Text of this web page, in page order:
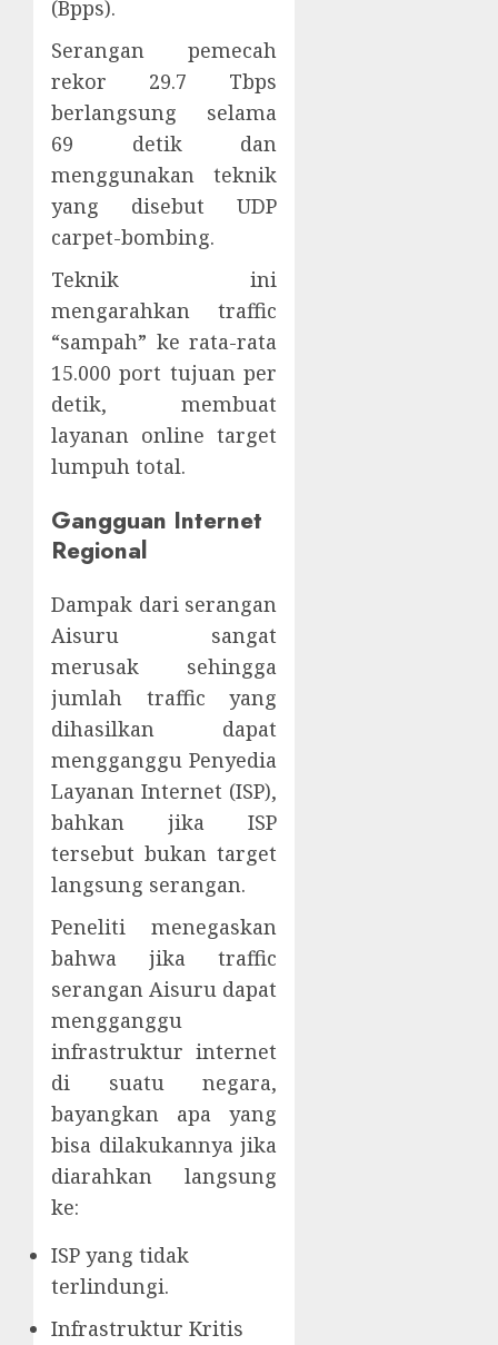
(Bpps).
Serangan pemecah
rekor 29.7 Tbps
berlangsung selama
69 detik dan
menggunakan teknik
yang disebut UDP
carpet-bombing.
Teknik ini
mengarahkan traffic
“sampah” ke rata-rata
15.000 port tujuan per
detik, membuat
layanan online target
lumpuh total.
Gangguan Internet
Regional
Dampak dari serangan
Aisuru sangat
merusak sehingga
jumlah traffic yang
dihasilkan dapat
mengganggu Penyedia
Layanan Internet (ISP),
bahkan jika ISP
tersebut bukan target
langsung serangan.
Peneliti menegaskan
bahwa jika traffic
serangan Aisuru dapat
mengganggu
infrastruktur internet
di suatu negara,
bayangkan apa yang
bisa dilakukannya jika
diarahkan langsung
ke:
ISP yang tidak
terlindungi.
Infrastruktur Kritis